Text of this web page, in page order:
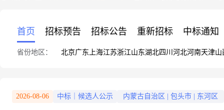
首页 招标预告 招标公告 重新招标 中标通知
省份地区： 北京广东 上海江苏浙江山东湖北四川 河北河南天津山
2026-08-06 中标｜候选人公示 内蒙古自治区 包头市 东河区